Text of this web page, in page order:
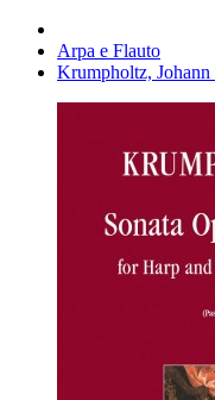
Arpa e Flauto
Krumpholtz,